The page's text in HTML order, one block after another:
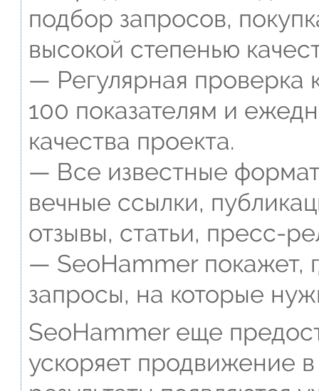
подбор запросов,
высокой степенью
— Регулярная проверка
100 показателям и
качества проекта.
— Все известные
вечные ссылки,
отзывы, статьи, пресс-
— SeoHammer покажет,
запросы, на которые
SeoHammer еще
ускоряет продвижение